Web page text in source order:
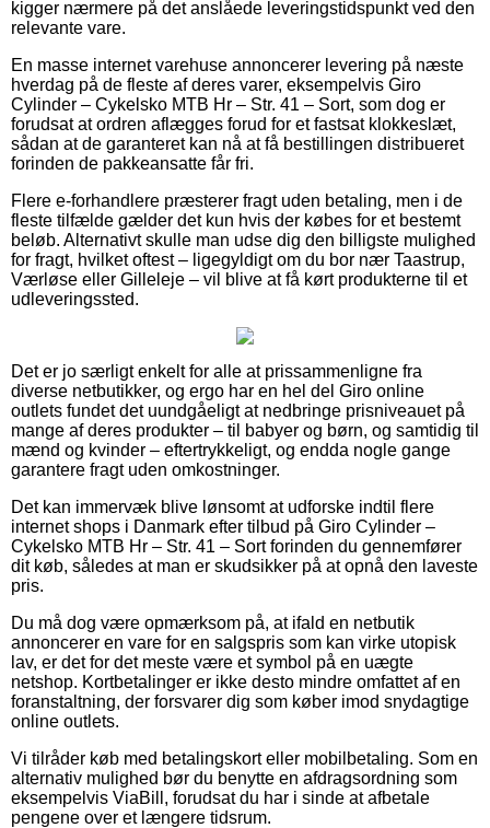
kigger nærmere på det anslåede leveringstidspunkt ved den
relevante vare.
En masse internet varehuse annoncerer levering på næste
hverdag på de fleste af deres varer, eksempelvis Giro
Cylinder – Cykelsko MTB Hr – Str. 41 – Sort, som dog er
forudsat at ordren aflægges forud for et fastsat klokkeslæt,
sådan at de garanteret kan nå at få bestillingen distribueret
forinden de pakkeansatte får fri.
Flere e-forhandlere præsterer fragt uden betaling, men i de
fleste tilfælde gælder det kun hvis der købes for et bestemt
beløb. Alternativt skulle man udse dig den billigste mulighed
for fragt, hvilket oftest – ligegyldigt om du bor nær Taastrup,
Værløse eller Gilleleje – vil blive at få kørt produkterne til et
udleveringssted.
Det er jo særligt enkelt for alle at prissammenligne fra
diverse netbutikker, og ergo har en hel del Giro online
outlets fundet det uundgåeligt at nedbringe prisniveauet på
mange af deres produkter – til babyer og børn, og samtidig til
mænd og kvinder – eftertrykkeligt, og endda nogle gange
garantere fragt uden omkostninger.
Det kan immervæk blive lønsomt at udforske indtil flere
internet shops i Danmark efter tilbud på Giro Cylinder –
Cykelsko MTB Hr – Str. 41 – Sort forinden du gennemfører
dit køb, således at man er skudsikker på at opnå den laveste
pris.
Du må dog være opmærksom på, at ifald en netbutik
annoncerer en vare for en salgspris som kan virke utopisk
lav, er det for det meste være et symbol på en uægte
netshop. Kortbetalinger er ikke desto mindre omfattet af en
foranstaltning, der forsvarer dig som køber imod snydagtige
online outlets.
Vi tilråder køb med betalingskort eller mobilbetaling. Som en
alternativ mulighed bør du benytte en afdragsordning som
eksempelvis ViaBill, forudsat du har i sinde at afbetale
pengene over et længere tidsrum.